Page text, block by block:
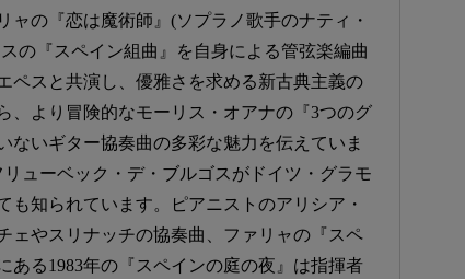
ャの『恋は魔術師』(ソプラノ歌手のナティ・
の『スペイン組曲』を自身による管弦楽編曲
ペスと共演し、優雅さを求める新古典主義の
、より冒険的なモーリス・オアナの『3つのグ
ないギター協奏曲の多彩な魅力を伝えていま
ューベック・デ・ブルゴスがドイツ・グラモ
も知られています。ピアニストのアリシア・
ェやスリナッチの協奏曲、ファリャの『スペ
ある1983年の『スペインの庭の夜』は指揮者